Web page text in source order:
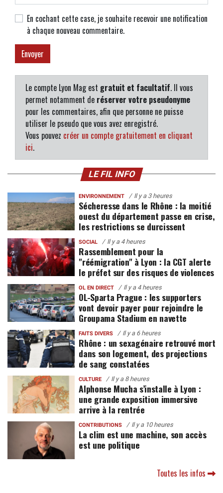
En cochant cette case, je souhaite recevoir une notification
à chaque nouveau commentaire.
Le compte Lyon Mag est gratuit et facultatif. Il vous
permet notamment de réserver votre pseudonyme
pour les commentaires, afin que personne ne puisse
utiliser le pseudo que vous avez enregistré.
Vous pouvez créer un compte gratuitement en cliquant
ici.
LE FIL INFO
ENVIRONNEMENT Il y a 3 heures
Sécheresse dans le Rhône : la moitié
ouest du département passe en crise,
les restrictions se durcissent
SOCIAL Il y a 4 heures
Rassemblement pour la
"réémigration" à Lyon : la CGT alerte
le préfet sur des risques de violences
OL EN DIRECT Il y a 4 heures
OL-Sparta Prague : les supporters
vont devoir payer pour rejoindre le
Groupama Stadium en navette
FAITS DIVERS Il y a 6 heures
Rhône : un sexagénaire retrouvé mort
dans son logement, des projections
de sang constatées
CULTURE Il y a 8 heures
Alphonse Mucha s’installe à Lyon :
une grande exposition immersive
arrive à la rentrée
CONTRIBUTIONS Il y a 10 heures
La clim est une machine, son accès
est une politique
Toutes les infos